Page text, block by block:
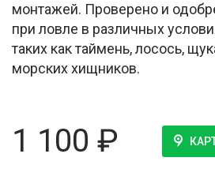
монтажей. Проверено и
при ловле в различных
таких как таймень, лосось,
морских хищников.
1 100 ₽